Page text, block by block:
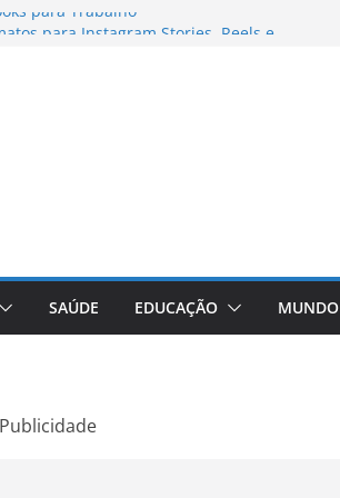
para Trabalho
de Fotos e Vídeos: A Chave para a
A Comprehensive Review of the
Loss Pill
SAÚDE EDUCAÇÃO MUNDO
Publicidade